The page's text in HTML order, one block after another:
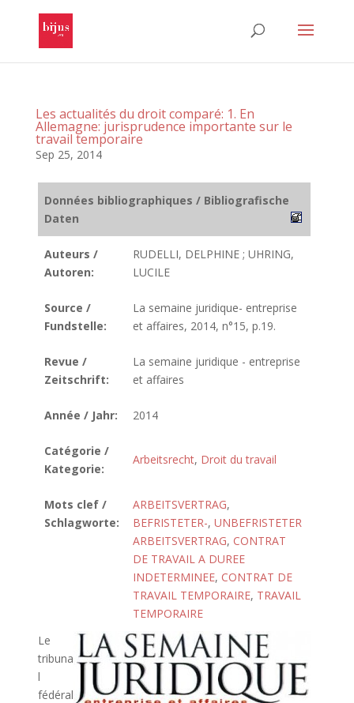
Les actualités du droit comparé: 1. En
Allemagne: jurisprudence importante sur le
travail temporaire
Sep 25, 2014
Données bibliographiques / Bibliografische
Daten
Auteurs /
Autoren:
RUDELLI, DELPHINE ; UHRING,
LUCILE
Source /
Fundstelle:
La semaine juridique- entreprise
et affaires, 2014, n°15, p.19.
Revue /
Zeitschrift:
La semaine juridique - entreprise
et affaires
Année / Jahr: 2014
Catégorie /
Kategorie:
Arbeitsrecht, Droit du travail
Mots clef /
Schlagworte:
ARBEITSVERTRAG,
BEFRISTETER-, UNBEFRISTETER
ARBEITSVERTRAG, CONTRAT
DE TRAVAIL A DUREE
INDETERMINEE, CONTRAT DE
TRAVAIL TEMPORAIRE, TRAVAIL
TEMPORAIRE
Le
tribuna
l
fédéral